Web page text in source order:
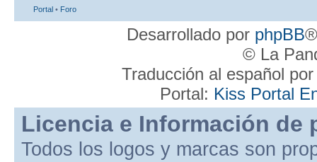
Portal • Foro
Desarrollado por phpBB
© La
Traducción al español
Portal: Kiss Portal
Licencia e Información de
Todos los logos y marcas son